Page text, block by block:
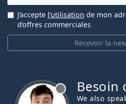
Recevoir la
J’accepte l’utilisation de mon
d’offres commerciales
Besoin
We also